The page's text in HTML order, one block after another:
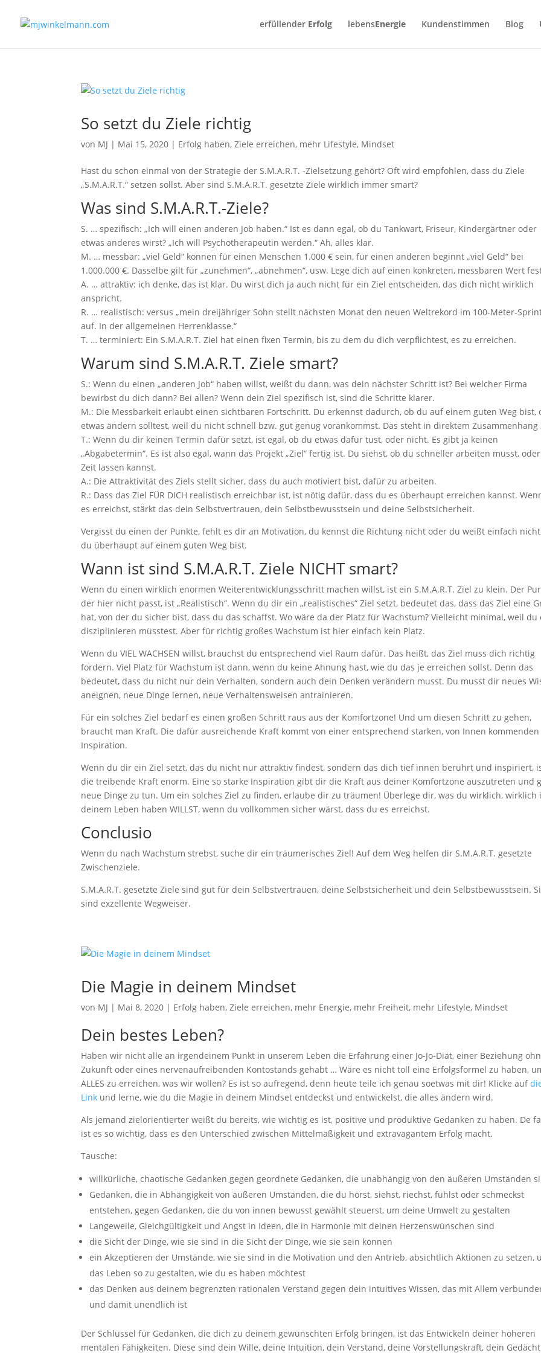
erfüllender Erfolg lebensEnergie Kundenstimmen Blog
So setzt du Ziele richtig
von MJ | Mai 15, 2020 | Erfolg haben, Ziele erreichen, mehr Lifestyle, Mindset
Hast du schon einmal von der Strategie der S.M.A.R.T. -Zielsetzung gehört? Oft wird empfohlen, dass du Ziele
„S.M.A.R.T.“ setzen sollst. Aber sind S.M.A.R.T. gesetzte Ziele wirklich immer smart?
Was sind S.M.A.R.T.-Ziele?
S. … spezifisch: „Ich will einen anderen Job haben.“ Ist es dann egal, ob du Tankwart, Friseur, Kindergärtner oder
etwas anderes wirst? „Ich will Psychotherapeutin werden.“ Ah, alles klar.
M. … messbar: „viel Geld“ können für einen Menschen 1.000 € sein, für einen anderen beginnt „viel Geld“ bei
1.000.000 €. Dasselbe gilt für „zunehmen“, „abnehmen“, usw. Lege dich auf einen konkreten, messbaren Wert
A. … attraktiv: ich denke, das ist klar. Du wirst dich ja auch nicht für ein Ziel entscheiden, das dich nicht wirklich
anspricht.
R. … realistisch: versus „mein dreijähriger Sohn stellt nächsten Monat den neuen Weltrekord im 100-Meter-
auf. In der allgemeinen Herrenklasse.“
T. … terminiert: Ein S.M.A.R.T. Ziel hat einen fixen Termin, bis zu dem du dich verpflichtest, es zu erreichen.
Warum sind S.M.A.R.T. Ziele smart?
S.: Wenn du einen „anderen Job“ haben willst, weißt du dann, was dein nächster Schritt ist? Bei welcher Firma
bewirbst du dich dann? Bei allen? Wenn dein Ziel spezifisch ist, sind die Schritte klarer.
M.: Die Messbarkeit erlaubt einen sichtbaren Fortschritt. Du erkennst dadurch, ob du auf einem guten Weg bist,
etwas ändern solltest, weil du nicht schnell bzw. gut genug vorankommst. Das steht in direktem Zusammenhang
T.: Wenn du dir keinen Termin dafür setzt, ist egal, ob du etwas dafür tust, oder nicht. Es gibt ja keinen
„Abgabetermin“. Es ist also egal, wann das Projekt „Ziel“ fertig ist. Du siehst, ob du schneller arbeiten musst,
Zeit lassen kannst.
A.: Die Attraktivität des Ziels stellt sicher, dass du auch motiviert bist, dafür zu arbeiten.
R.: Dass das Ziel FÜR DICH realistisch erreichbar ist, ist nötig dafür, dass du es überhaupt erreichen kannst.
es erreichst, stärkt das dein Selbstvertrauen, dein Selbstbewusstsein und deine Selbstsicherheit.
Vergisst du einen der Punkte, fehlt es dir an Motivation, du kennst die Richtung nicht oder du weißt einfach
du überhaupt auf einem guten Weg bist.
Wann ist sind S.M.A.R.T. Ziele NICHT smart?
Wenn du einen wirklich enormen Weiterentwicklungsschritt machen willst, ist ein S.M.A.R.T. Ziel zu klein. Der
der hier nicht passt, ist „Realistisch“. Wenn du dir ein „realistisches“ Ziel setzt, bedeutet das, dass das Ziel eine
hat, von der du sicher bist, dass du das schaffst. Wo wäre da der Platz für Wachstum? Vielleicht minimal, weil du
disziplinieren müsstest. Aber für richtig großes Wachstum ist hier einfach kein Platz.
Wenn du VIEL WACHSEN willst, brauchst du entsprechend viel Raum dafür. Das heißt, das Ziel muss dich richtig
fordern. Viel Platz für Wachstum ist dann, wenn du keine Ahnung hast, wie du das je erreichen sollst. Denn das
bedeutet, dass du nicht nur dein Verhalten, sondern auch dein Denken verändern musst. Du musst dir neues
aneignen, neue Dinge lernen, neue Verhaltensweisen antrainieren.
Für ein solches Ziel bedarf es einen großen Schritt raus aus der Komfortzone! Und um diesen Schritt zu gehen,
braucht man Kraft. Die dafür ausreichende Kraft kommt von einer entsprechend starken, von Innen kommenden
Inspiration.
Wenn du dir ein Ziel setzt, das du nicht nur attraktiv findest, sondern das dich tief innen berührt und inspiriert,
die treibende Kraft enorm. Eine so starke Inspiration gibt dir die Kraft aus deiner Komfortzone auszutreten und
neue Dinge zu tun. Um ein solches Ziel zu finden, erlaube dir zu träumen! Überlege dir, was du wirklich, wirklich
deinem Leben haben WILLST, wenn du vollkommen sicher wärst, dass du es erreichst.
Conclusio
Wenn du nach Wachstum strebst, suche dir ein träumerisches Ziel! Auf dem Weg helfen dir S.M.A.R.T. gesetzte
Zwischenziele.
S.M.A.R.T. gesetzte Ziele sind gut für dein Selbstvertrauen, deine Selbstsicherheit und dein Selbstbewusstsein.
sind exzellente Wegweiser.
Die Magie in deinem Mindset
von MJ | Mai 8, 2020 | Erfolg haben, Ziele erreichen, mehr Energie, mehr Freiheit, mehr Lifestyle, Mindset
Dein bestes Leben?
Haben wir nicht alle an irgendeinem Punkt in unserem Leben die Erfahrung einer Jo-Jo-Diät, einer Beziehung
Zukunft oder eines nervenaufreibenden Kontostands gehabt … Wäre es nicht toll eine Erfolgsformel zu haben,
ALLES zu erreichen, was wir wollen? Es ist so aufregend, denn heute teile ich genau soetwas mit dir! Klicke auf
Link und lerne, wie du die Magie in deinem Mindset entdeckst und entwickelst, die alles ändern wird.
Als jemand zielorientierter weißt du bereits, wie wichtig es ist, positive und produktive Gedanken zu haben. De
ist es so wichtig, dass es den Unterschied zwischen Mittelmäßigkeit und extravagantem Erfolg macht.
Tausche:
willkürliche, chaotische Gedanken gegen geordnete Gedanken, die unabhängig von den äußeren Umständen
Gedanken, die in Abhängigkeit von äußeren Umständen, die du hörst, siehst, riechst, fühlst oder schmeckst
entstehen, gegen Gedanken, die du von innen bewusst gewählt steuerst, um deine Umwelt zu gestalten
Langeweile, Gleichgültigkeit und Angst in Ideen, die in Harmonie mit deinen Herzenswünschen sind
die Sicht der Dinge, wie sie sind in die Sicht der Dinge, wie sie sein können
ein Akzeptieren der Umstände, wie sie sind in die Motivation und den Antrieb, absichtlich Aktionen zu setzen,
das Leben so zu gestalten, wie du es haben möchtest
das Denken aus deinem begrenzten rationalen Verstand gegen dein intuitives Wissen, das mit Allem
und damit unendlich ist
Der Schlüssel für Gedanken, die dich zu deinem gewünschten Erfolg bringen, ist das Entwickeln deiner höheren
mentalen Fähigkeiten. Diese sind dein Wille, deine Intuition, dein Verstand, deine Vorstellungskraft, dein